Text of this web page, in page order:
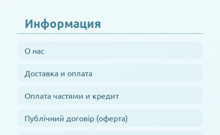
Информация
О нас
Доставка и оплата
Оплата частями и кредит
Публічний договір (оферта)